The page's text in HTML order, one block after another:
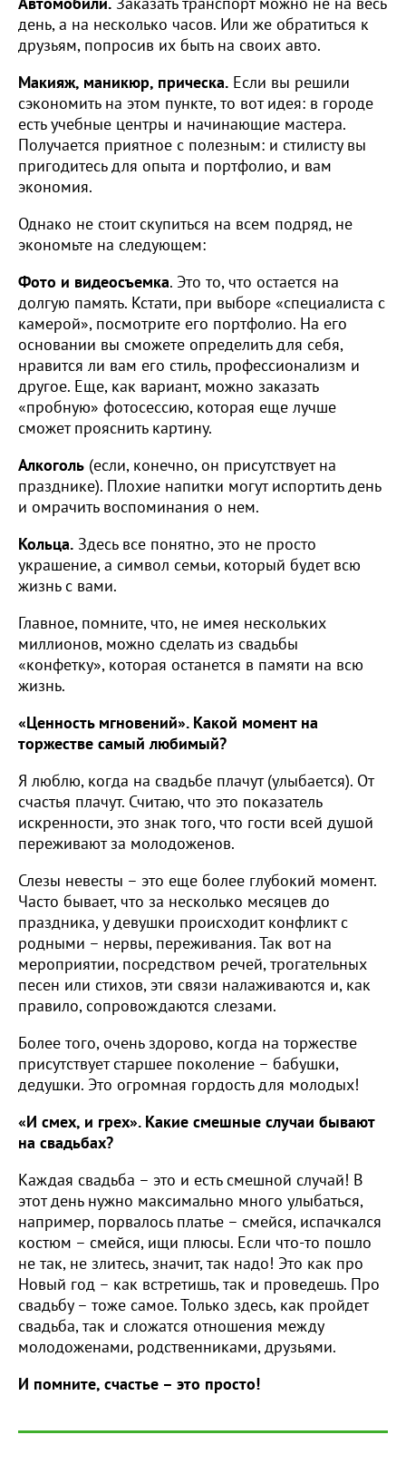
день, а на несколько часов. Или же обратиться к
друзьям, попросив их быть на своих авто.
Макияж, маникюр, прическа. Если вы решили
сэкономить на этом пункте, то вот идея: в городе
есть учебные центры и начинающие мастера.
Получается приятное с полезным: и стилисту вы
пригодитесь для опыта и портфолио, и вам
экономия.
Однако не стоит скупиться на всем подряд, не
экономьте на следующем:
Фото и видеосъемка. Это то, что остается на
долгую память. Кстати, при выборе «специалиста с
камерой», посмотрите его портфолио. На его
основании вы сможете определить для себя,
нравится ли вам его стиль, профессионализм и
другое. Еще, как вариант, можно заказать
«пробную» фотосессию, которая еще лучше
сможет прояснить картину.
Алкоголь (если, конечно, он присутствует на
празднике). Плохие напитки могут испортить день
и омрачить воспоминания о нем.
Кольца. Здесь все понятно, это не просто
украшение, а символ семьи, который будет всю
жизнь с вами.
Главное, помните, что, не имея нескольких
миллионов, можно сделать из свадьбы
«конфетку», которая останется в памяти на всю
жизнь.
«Ценность мгновений». Какой момент на
торжестве самый любимый?
Я люблю, когда на свадьбе плачут (улыбается). От
счастья плачут. Считаю, что это показатель
искренности, это знак того, что гости всей душой
переживают за молодоженов.
Слезы невесты – это еще более глубокий момент.
Часто бывает, что за несколько месяцев до
праздника, у девушки происходит конфликт с
родными – нервы, переживания. Так вот на
мероприятии, посредством речей, трогательных
песен или стихов, эти связи налаживаются и, как
правило, сопровождаются слезами.
Более того, очень здорово, когда на торжестве
присутствует старшее поколение – бабушки,
дедушки. Это огромная гордость для молодых!
«И смех, и грех». Какие смешные случаи бывают
на свадьбах?
Каждая свадьба – это и есть смешной случай! В
этот день нужно максимально много улыбаться,
например, порвалось платье – смейся, испачкался
костюм – смейся, ищи плюсы. Если что-то пошло
не так, не злитесь, значит, так надо! Это как про
Новый год – как встретишь, так и проведешь. Про
свадьбу – тоже самое. Только здесь, как пройдет
свадьба, так и сложатся отношения между
молодоженами, родственниками, друзьями.
И помните, счастье – это просто!